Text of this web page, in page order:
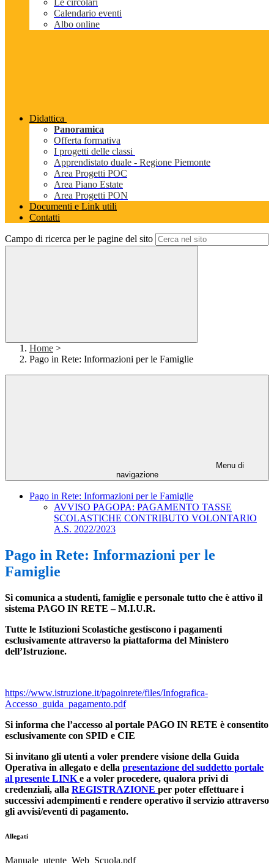
Le circolari
Calendario eventi
Albo online
Didattica
Panoramica
Offerta formativa
I progetti delle classi
Apprendistato duale - Regione Piemonte
Area Progetti POC
Area Piano Estate
Area Progetti PON
Documenti e Link utili
Contatti
Campo di ricerca per le pagine del sito
Home >
Pago in Rete: Informazioni per le Famiglie
Menu di
navigazione
Pago in Rete: Informazioni per le Famiglie
AVVISO PAGOPA: PAGAMENTO TASSE
SCOLASTICHE CONTRIBUTO VOLONTARIO
A.S. 2022/2023
Pago in Rete: Informazioni per le
Famiglie
Si comunica a studenti, famiglie e personale tutto che è attivo il
sistema PAGO IN RETE – M.I.U.R.
Tutte le Istituzioni Scolastiche gestiscono i pagamenti
esclusivamente attraverso la piattaforma del Ministero
dell’Istruzione.
https://www.istruzione.it/pagoinrete/files/Infografica-
Accesso_guida_pagamento.pdf
Si informa che l’accesso al portale PAGO IN RETE è consentito
esclusivamente con SPID e CIE
Si invitano gli utenti a voler prendere visione della Guida
Operativa in allegato e della presentazione del suddetto portale
al presente LINK e a voler procedere, qualora privi di
credenziali, alla REGISTRAZIONE per poter effettuare i
successivi adempimenti e rendere operativo il servizio attraverso
gli avvisi/eventi di pagamento.
Allegati
Manuale_utente_Web_Scuola.pdf